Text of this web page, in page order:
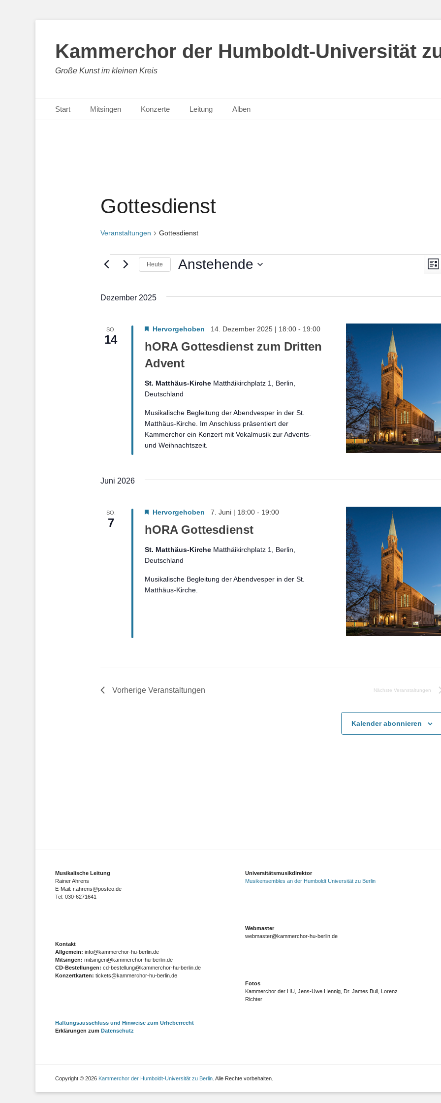
Kammerchor der Humboldt-Universität
Große Kunst im kleinen Kreis
Primäres Menü
Inhalt
Start Mitsingen Konzerte Leitung Alben
Gottesdienst
Veranstaltungen Gottesdienst
Veranstaltungen Liste
Heute Anstehende
Dezember 2025
SO.
14
hORA Gottesdienst zum Dritten
Advent
Hervorgehoben 14. Dezember 2025 | 18:00 - 19:00
St. Matthäus-Kirche Matthäikirchplatz 1, Berlin,
Deutschland
Musikalische Begleitung der Abendvesper in der St.
Matthäus-Kirche. Im Anschluss präsentiert der
Kammerchor ein Konzert mit Vokalmusik zur Advents-
und Weihnachtszeit.
Juni 2026
SO.
7
hORA Gottesdienst
Hervorgehoben 7. Juni | 18:00 - 19:00
St. Matthäus-Kirche Matthäikirchplatz 1, Berlin,
Deutschland
Musikalische Begleitung der Abendvesper in der St.
Matthäus-Kirche.
Vorherige Veranstaltungen Nächste Veranstaltungen
Kalender abonnieren
Musikalische Leitung
Rainer Ahrens
E-Mail: r.ahrens@posteo.de
Tel: 030-6271641
Kontakt
Allgemein: info@kammerchor-hu-berlin.de
Mitsingen: mitsingen@kammerchor-hu-berlin.de
CD-Bestellungen: cd-bestellung@kammerchor-hu-berlin.de
Konzertkarten: tickets@kammerchor-hu-berlin.de
Haftungsausschluss und Hinweise zum Urheberrecht
Erklärungen zum Datenschutz
Universitätsmusikdirektor
Musikensembles an der Humboldt Universität zu Berlin
Webmaster
webmaster@kammerchor-hu-berlin.de
Fotos
Kammerchor der HU, Jens-Uwe Hennig, Dr. James Bull, Lorenz
Richter
Copyright © 2026 Kammerchor der Humboldt-Universität zu Berlin . Alle Rechte vorbehalten.